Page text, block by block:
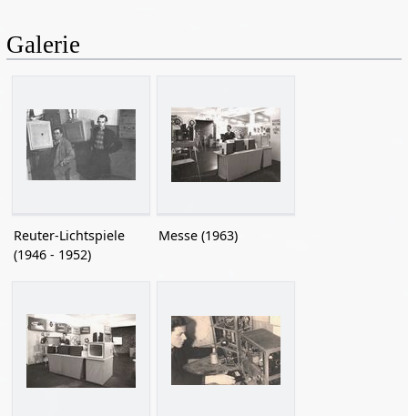
Galerie
Reuter-Lichtspiele
(1946 - 1952)
Messe (1963)